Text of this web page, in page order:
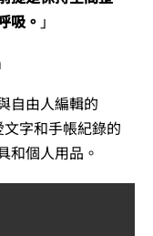
吸。 」
自由人編輯的
字和手帳紀錄的
和個人用品。